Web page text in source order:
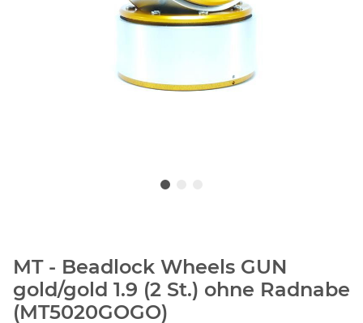
MT - Beadlock Wheels GUN
gold/gold 1.9 (2 St.) ohne Radnabe
(MT5020GOGO)